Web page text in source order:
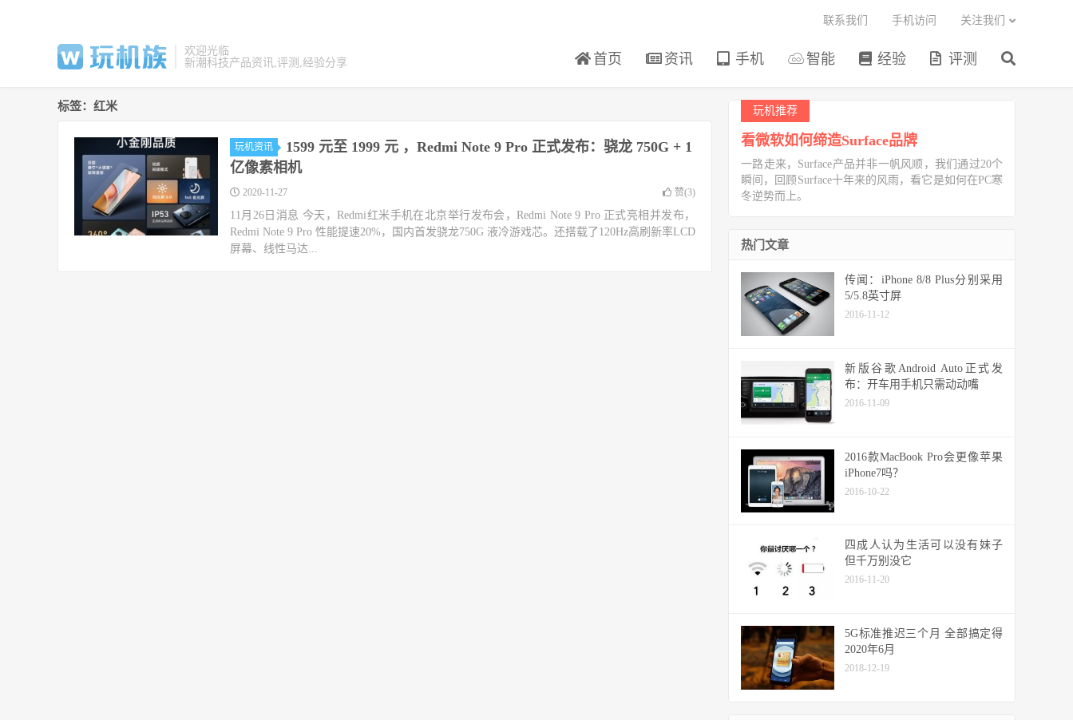
欢迎光临
新潮科技产品资讯,评测,经验分享
首页 资讯 手机 智能 经验 评测
联系我们 手机访问 关注我们
标签：红米
玩机资讯
1599 元至 1999 元 ，Redmi Note 9 Pro 正式发布：骁龙 750G + 1
亿像素相机
2020-11-27 赞(3)
11月26日消息 今天，Redmi红米手机在北京举行发布会，Redmi Note 9 Pro 正式亮相并发布，
Redmi Note 9 Pro 性能提速20%，国内首发骁龙750G 液冷游戏芯。还搭载了120Hz高刷新率LCD
屏幕、线性马达...
玩机推荐
看微软如何缔造Surface品牌
一路走来，Surface产品并非一帆风顺，我们通过20个
瞬间，回顾Surface十年来的风雨，看它是如何在PC寒
冬逆势而上。
热门文章
传闻：iPhone 8/8 Plus分别采用
5/5.8英寸屏
2016-11-12
新版谷歌Android Auto正式发
布：开车用手机只需动动嘴
2016-11-09
2016款MacBook Pro会更像苹果
iPhone7吗？
2016-10-22
四成人认为生活可以没有妹子
但千万别没它
2016-11-20
5G标准推迟三个月 全部搞定得
2020年6月
2018-12-19